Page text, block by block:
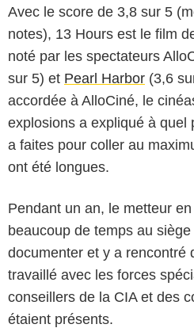
Avec le score de 3,8 sur 5
notes), 13 Hours est le film
noté par les spectateurs
sur 5) et Pearl Harbor (3,6
accordée à AlloCiné, le
explosions a expliqué à quel
a faites pour coller au
ont été longues.
Pendant un an, le metteur
beaucoup de temps au
documenter et y a rencontré
travaillé avec les forces
conseillers de la CIA et des
étaient présents.